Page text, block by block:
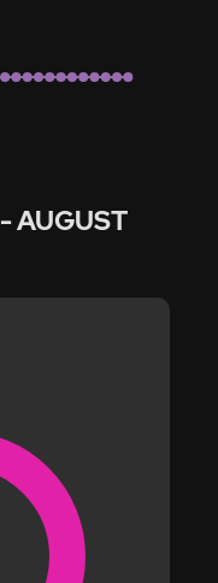
- AUGUST